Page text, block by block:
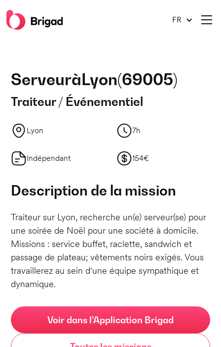
FR
ServeuràLyon(69005)
Traiteur / Événementiel
Lyon 7h
Indépendant 154€
Description de la mission
Traiteur sur Lyon, recherche un(e) serveur(se) pour
une soirée de Noël pour une société à domicile.
Missions : service buffet, raclette, sandwich et
passage de plateau; vêtements noirs exigés. Vous
travaillerez au sein d'une équipe sympathique et
dynamique.
Voir dans l’Application Brigad